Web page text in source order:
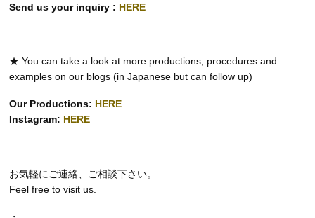
Send us your inquiry : HERE
★ You can take a look at more productions, procedures and
examples on our blogs (in Japanese but can follow up)
Our Productions: HERE
Instagram: HERE
お気軽にご連絡、ご相談下さい。
Feel free to visit us.